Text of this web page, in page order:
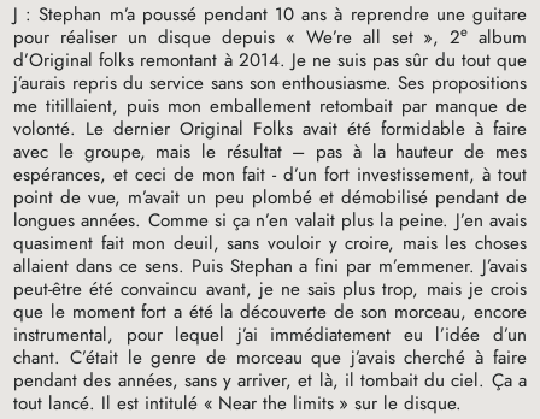
J : Stephan m’a poussé pendant 10 ans à reprendre une guitare
pour réaliser un disque depuis « We’re all set », 2ealbum
d’Original folks remontant à 2014. Je ne suis pas sûr du tout que
j’aurais repris du service sans son enthousiasme. Ses propositions
me titillaient, puis mon emballement retombait par manque de
volonté. Le dernier Original Folks avait été formidable à faire
avec le groupe, mais le résultat – pas à la hauteur de mes
espérances, et ceci de mon fait - d’un fort investissement, à tout
point de vue, m’avait un peu plombé et démobilisé pendant de
longues années. Comme si ça n’en valait plus la peine. J’en avais
quasiment fait mon deuil, sans vouloir y croire, mais les choses
allaient dans ce sens. Puis Stephan a fini par m’emmener. J’avais
peut-être été convaincu avant, je ne sais plus trop, mais je crois
que le moment fort a été la découverte de son morceau, encore
instrumental, pour lequel j’ai immédiatement eu l’idée d’un
chant. C’était le genre de morceau que j’avais cherché à faire
pendant des années, sans y arriver, et là, il tombait du ciel. Ça a
tout lancé. Il est intitulé « Near the limits » sur le disque.